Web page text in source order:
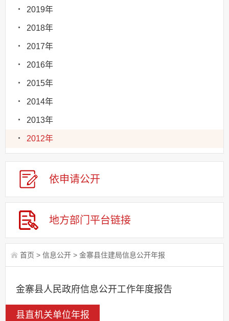
2019年
2018年
2017年
2016年
2015年
2014年
2013年
2012年
依申请公开
地方部门 平台链接
首页 > 信息公开 > 金寨县住建局信息公开年报
金寨县人民政府信息公开工作年度报告
县直机关单位年报